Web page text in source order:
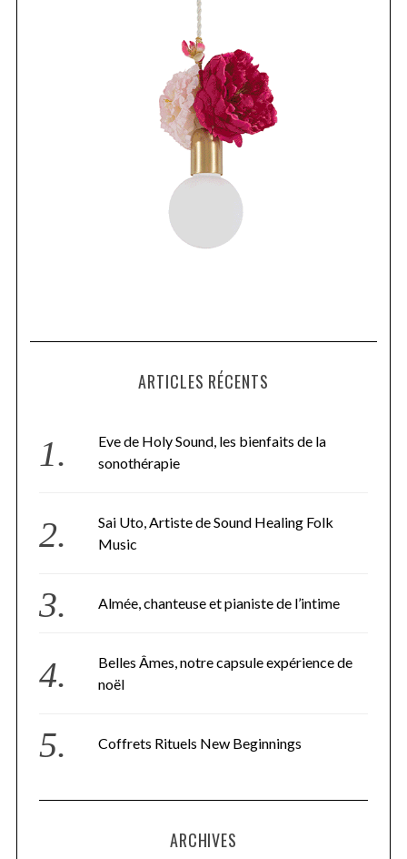
ARTICLES RÉCENTS
Eve de Holy Sound, les bienfaits de la
sonothérapie
Sai Uto, Artiste de Sound Healing Folk
Music
Almée, chanteuse et pianiste de l’intime
Belles Âmes, notre capsule expérience de
noël
Coffrets Rituels New Beginnings
ARCHIVES